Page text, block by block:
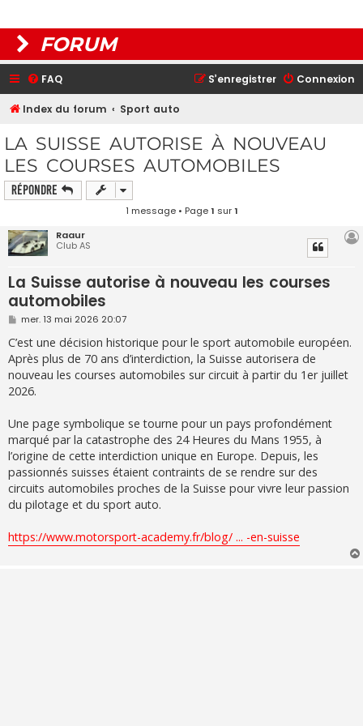
FORUM
FAQ Connexion
S’enregistrer
Index du forum Sport auto
LA SUISSE AUTORISE À NOUVEAU
LES COURSES AUTOMOBILES
Répondre
1 message • Page1 sur1
Raaur
Club AS
La Suisse autorise à nouveau les courses
automobiles
M
s
s
a
g
e
mer. 13 mai 2026 20:07
C’est une décision historique pour le sport automobile européen.
Après plus de 70 ans d’interdiction, la Suisse autorisera de
nouveau les courses automobiles sur circuit à partir du 1er juillet
2026.
Une page symbolique se tourne pour un pays profondément
marqué par la catastrophe des 24 Heures du Mans 1955, à
l’origine de cette interdiction unique en Europe. Depuis, les
passionnés suisses étaient contraints de se rendre sur des
circuits automobiles proches de la Suisse pour vivre leur passion
du pilotage et du sport auto.
https://www.motorsport-academy.fr/blog/ ... -en-suisse